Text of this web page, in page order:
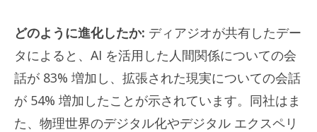
どのように進化したか: ディアジオが共有したデー
タによると、AI を活用した人間関係についての会
話が 83% 増加し、拡張された現実についての会話
が 54% 増加したことが示されています。同社はま
た、物理世界のデジタル化やデジタル エクスペリ